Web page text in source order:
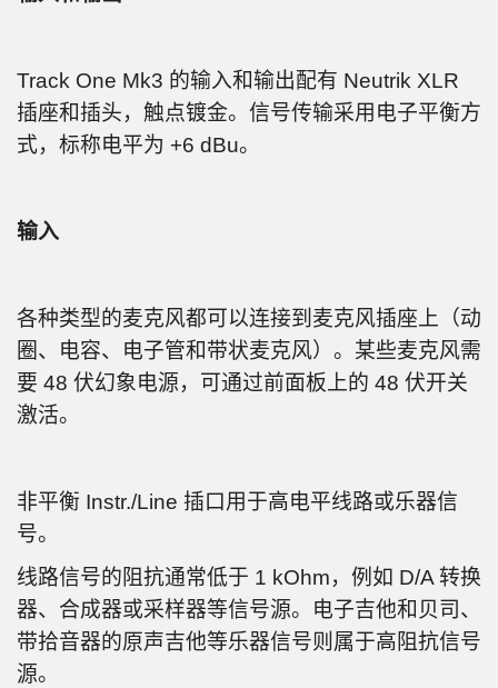
Track One Mk3 的输入和输出配有 Neutrik XLR
插座和插头，触点镀金。信号传输采用电子平衡方
式，标称电平为 +6 dBu。
输入
各种类型的麦克风都可以连接到麦克风插座上（动
圈、电容、电子管和带状麦克风）。某些麦克风需
要 48 伏幻象电源，可通过前面板上的 48 伏开关
激活。
非平衡 Instr./Line 插口用于高电平线路或乐器信
号。
线路信号的阻抗通常低于 1 kOhm，例如 D/A 转换
器、合成器或采样器等信号源。电子吉他和贝司、
带拾音器的原声吉他等乐器信号则属于高阻抗信号
源。